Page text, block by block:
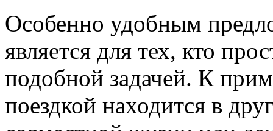
Особенно удобным
является для тех, кто
подобной задачей. К
поездкой находится в